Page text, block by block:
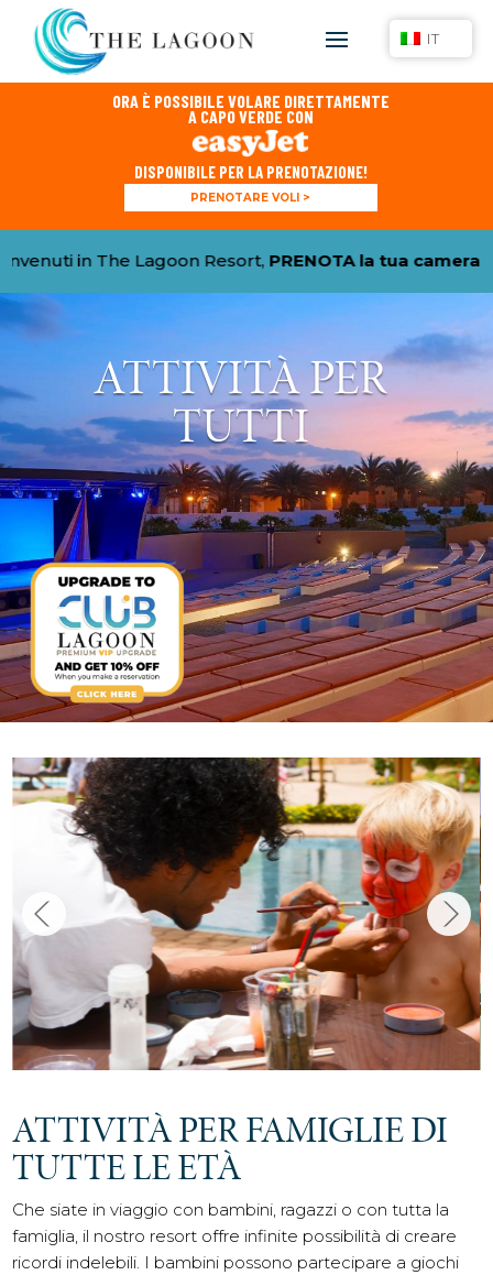
ORA È POSSIBILE VOLARE DIRETTAMENTE
A CAPO VERDE CON
DISPONIBILE PER LA PRENOTAZIONE!
PRENOTARE VOLI >
in The Lagoon Resort,PRENOTA la tua camera e
ATTIVITÀ PER
TUTTI
ATTIVITÀ PER FAMIGLIE DI
TUTTE LE ETÀ
Che siate in viaggio con bambini, ragazzi o con tutta la
famiglia, il nostro resort offre infinite possibilità di creare
ricordi indelebili. I bambini possono partecipare a giochi
IT